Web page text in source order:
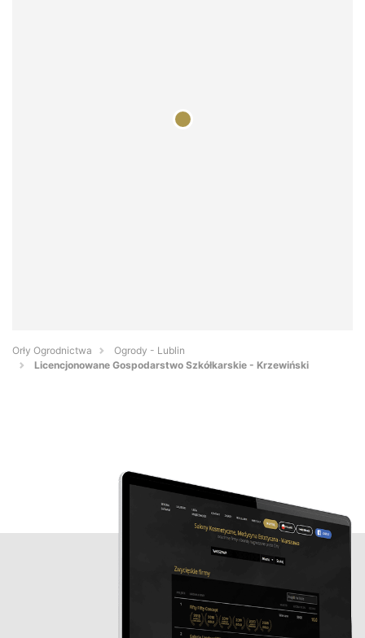
Orły Ogrodnictwa
Ogrody - Lublin
Licencjonowane Gospodarstwo Szkółkarskie - Krzewiński